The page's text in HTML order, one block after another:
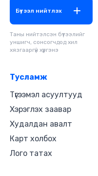
Бүтээл нийтлэх
Таны нийтэлсэн бүтээлийг
уншигч, сонсогчдод хил
хязгааргүй хүргэнэ
Тусламж
Түгээмэл асуултууд
Хэрэглэх заавар
Худалдан авалт
Карт холбох
Лого татах